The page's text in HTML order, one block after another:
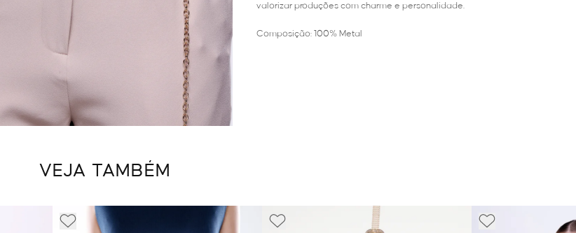
valorizar produções com charme e personalidade.
Composição: 100% Metal
VEJA TAMBÉM